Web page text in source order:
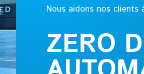
Nous aidons nos clients
ZERO